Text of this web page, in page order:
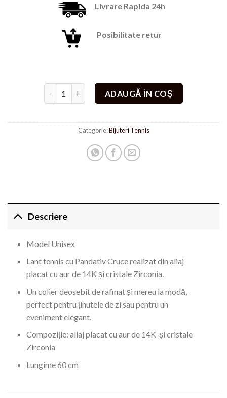
Livrare Rapida 24h
Posibilitate retur
Cantitate Lant Tennis Argintiu cu Pandantiv
ADAUGĂ ÎN COȘ
Categorie:Bijuteri Tennis
Descriere
Model Unisex
Lant tennis cu Pandativ Cruce realizat din aliaj
placat cu aur de 14K și cristale Zirconia.
Un colier deosebit de rafinat și mereu la modă,
perfect pentru ținutele de zi sau pentru un
eveniment elegant.
Compoziție: aliaj placat cu aur de 14K și cristale
Zirconia
Lungime 60 cm